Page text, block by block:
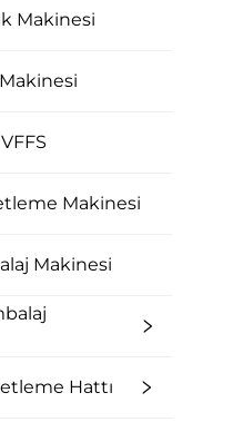
Makinesi
Makinesi
Makinesi
Hattı